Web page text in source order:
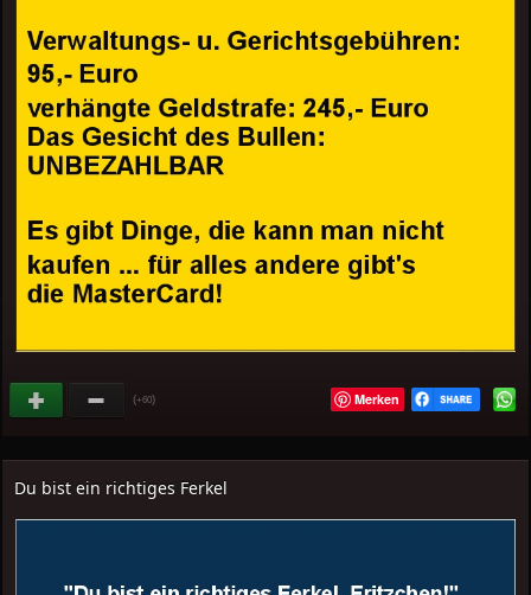
(+60) Merken
Du bist ein richtiges Ferkel